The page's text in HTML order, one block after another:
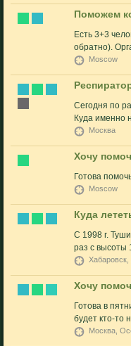
Поможем
Есть 3+3
обратно).
Moscow
Сегодня по
Куда именно
Москва
Хочу
Готова
Moscow
Куда
С 1998 г.
раз с высоты
Хабаровск,
Хочу
Готова в
будет кто-то
Москва,